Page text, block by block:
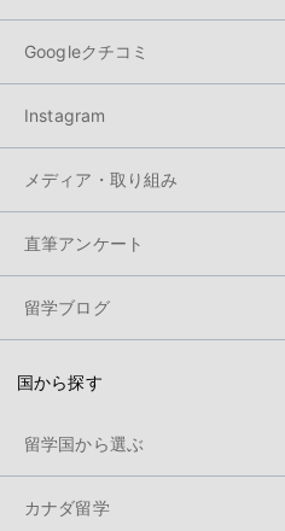
Googleクチコミ
Instagram
メディア・取り組み
直筆アンケート
留学ブログ
国から探す
留学国から選ぶ
カナダ留学